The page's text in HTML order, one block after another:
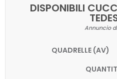
DISPONIBILI
Annuncio
QUADRELLE (AV)